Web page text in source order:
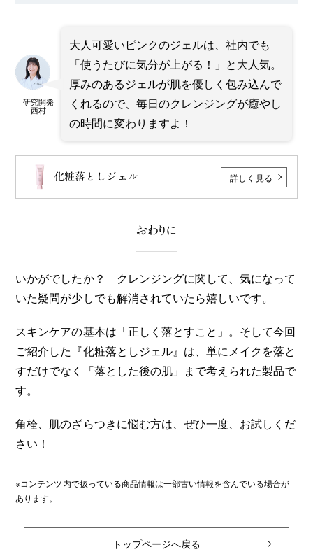
研究開発
西村
大人可愛いピンクのジェルは、社内でも
「使うたびに気分が上がる！」と大人気。
厚みのあるジェルが肌を優しく包み込んで
くれるので、毎日のクレンジングが癒やし
の時間に変わりますよ！
化粧落としジェル 詳しく見る
おわりに
いかがでしたか？ クレンジングに関して、気になって
いた疑問が少しでも解消されていたら嬉しいです。
スキンケアの基本は「正しく落とすこと」。そして今回
ご紹介した『化粧落としジェル』は、単にメイクを落と
すだけでなく「落とした後の肌」まで考えられた製品で
す。
角栓、肌のざらつきに悩む方は、ぜひ一度、お試しくだ
さい！
※コンテンツ内で扱っている商品情報は一部古い情報を含んでいる場合が
あります。
トップページへ戻る